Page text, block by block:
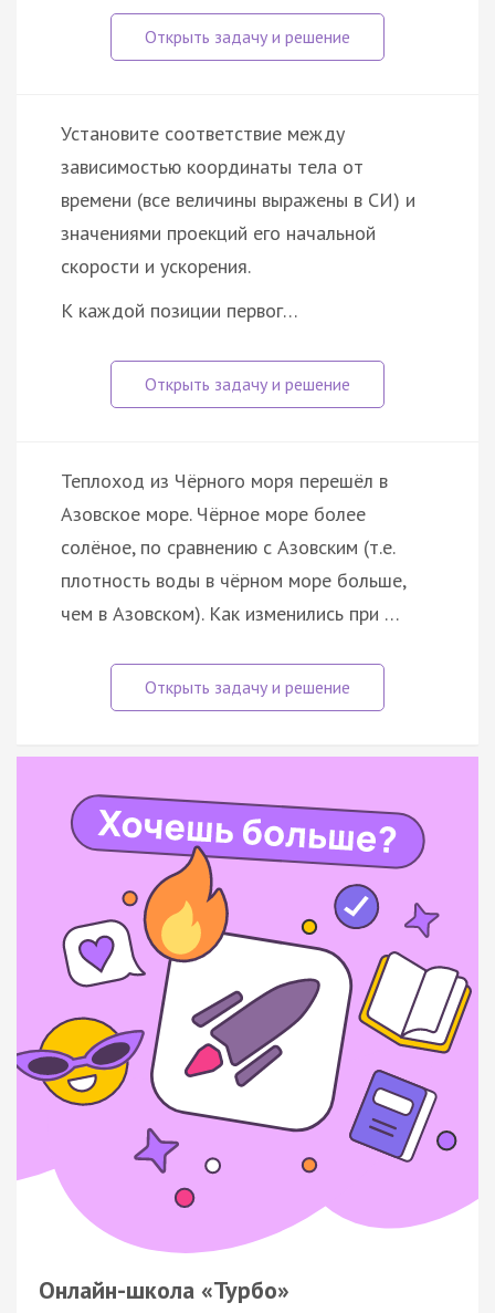
Установите соответствие между
зависимостью координаты тела от
времени (все величины выражены в СИ) и
значениями проекций его начальной
скорости и ускорения.
К каждой позиции первог…
Теплоход из Чёрного моря перешёл в
Азовское море. Чёрное море более
солёное, по сравнению с Азовским (т.е.
плотность воды в чёрном море больше,
чем в Азовском). Как изменились при …
Онлайн-школа «Турбо»